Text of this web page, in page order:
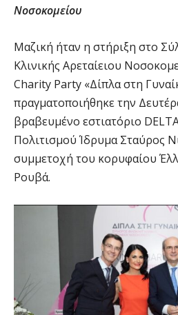
Νοσοκομείου
Μαζική ήταν η στήριξη στο
Κλινικής Αρεταίειου
Charity Party «Δίπλα στη
πραγματοποιήθηκε την
βραβευμένο εστιατόριο
Πολιτισμού Ίδρυμα Σταύρος
συμμετοχή του κορυφαίου
Ρουβά.